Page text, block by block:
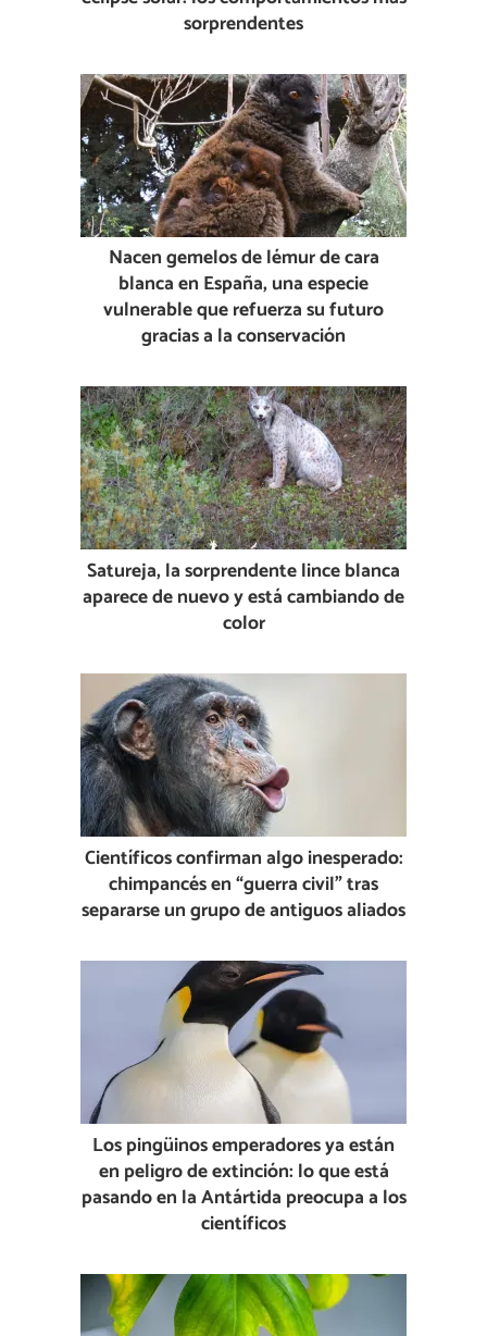
sorprendentes
Nacen gemelos de lémur de cara
blanca en España, una especie
vulnerable que refuerza su futuro
gracias a la conservación
Satureja, la sorprendente lince blanca
aparece de nuevo y está cambiando de
color
Científicos confirman algo inesperado:
chimpancés en “guerra civil” tras
separarse un grupo de antiguos aliados
Los pingüinos emperadores ya están
en peligro de extinción: lo que está
pasando en la Antártida preocupa a los
científicos